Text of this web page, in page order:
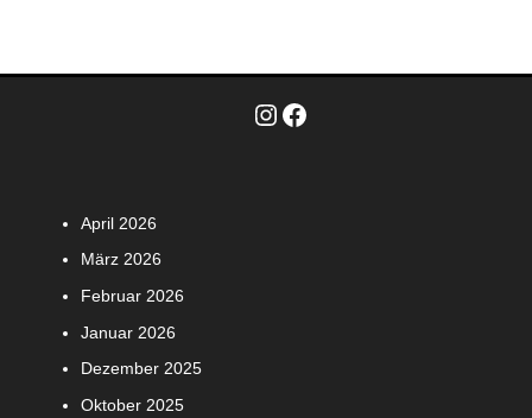
Instagram
Facebook
April 2026
März 2026
Februar 2026
Januar 2026
Dezember 2025
Oktober 2025